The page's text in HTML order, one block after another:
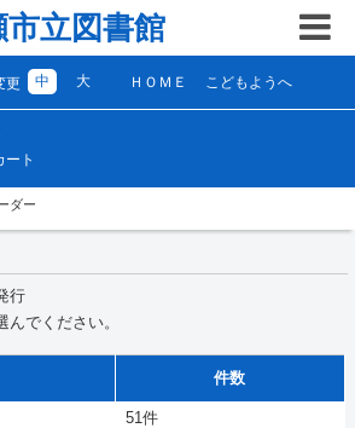
市立図書館
更 中 大 ＨＯＭＥ こどもようへ
ート
ダー
行
でください。
件数
51件